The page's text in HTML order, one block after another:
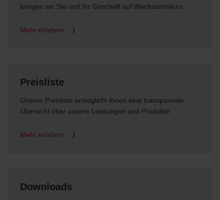
bringen wir Sie und Ihr Geschäft auf Wachstumskurs.
Mehr erfahren
Preisliste
Unsere Preisliste ermöglicht Ihnen eine transparente
Übersicht über unsere Leistungen und Produkte.
Mehr erfahren
Downloads